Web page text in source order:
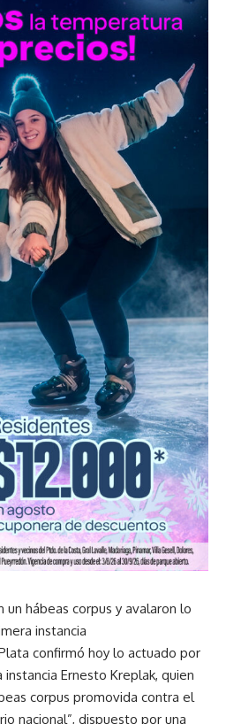
un hábeas corpus y avalaron lo
instancia
confirmó hoy lo actuado por
Ernesto Kreplak, quien
corpus promovida contra el
nacional”, dispuesto por una